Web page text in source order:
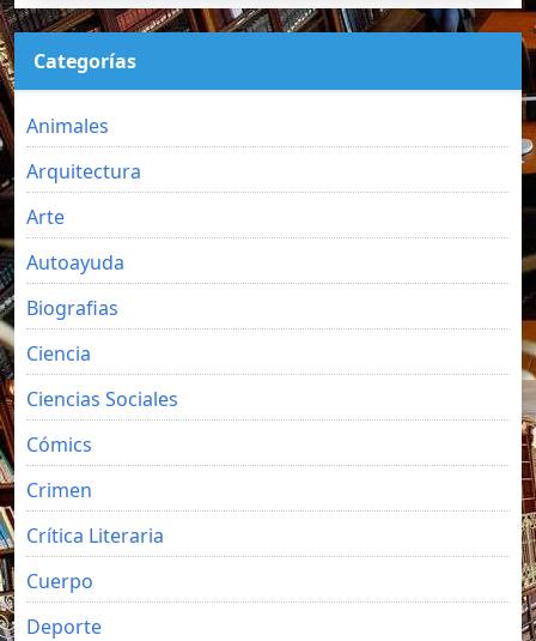
Categorías
Animales
Arquitectura
Arte
Autoayuda
Biografias
Ciencia
Ciencias Sociales
Cómics
Crimen
Crítica Literaria
Cuerpo
Deporte